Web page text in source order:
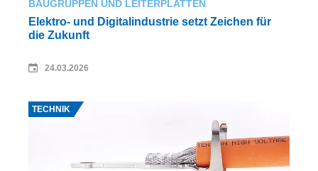
BAUGRUPPEN UND LEITERPLATTEN
Elek­tro- und Digital­industrie setzt Zei­chen für
die Zu­kunft
24.03.2026
TECHNIK
Quelle: ISF Aachen